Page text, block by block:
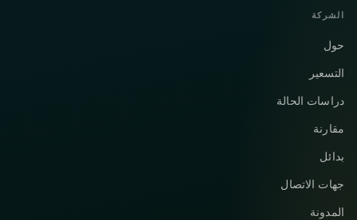
الشركة
حول
التسعير
دراسات الحالة
مقارنة
بدائل
جهات الاتصال
المدونة